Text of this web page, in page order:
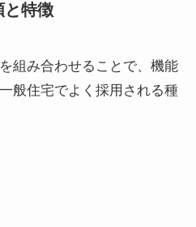
と特徴
組み合わせることで、機能
般住宅でよく採用される種